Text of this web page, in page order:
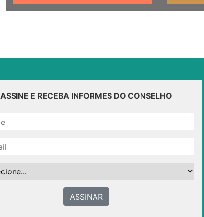
ASSINE E RECEBA INFORMES DO CONSELHO
ASSINAR